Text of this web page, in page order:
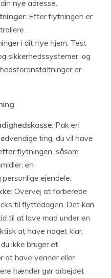
nye adresse.
: Efter flytningen er
i dit nye hjem. Test
sikkerhedssystemer, og
er
: Pak en
ting, du vil have
flytningen, såsom
en
ejendele.
: Overvej at forberede
til flyttedagen. Det kan
til at lave mad under en
at have noget klar.
ikke bruger et
at have venner eller
hænder gør arbejdet